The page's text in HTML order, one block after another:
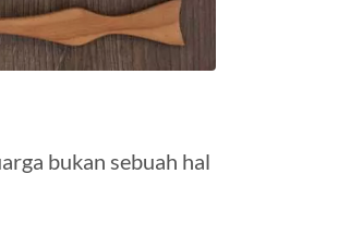
bukan sebuah hal